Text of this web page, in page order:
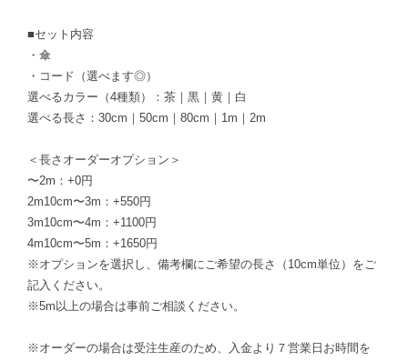
■セット内容
・傘
・コード（選べます◎）
選べるカラー（4種類）：茶｜黒｜黄｜白
選べる長さ：30cm｜50cm｜80cm｜1m｜2m
＜長さオーダーオプション＞
〜2m：+0円
2m10cm〜3m：+550円
3m10cm〜4m：+1100円
4m10cm〜5m：+1650円
※オプションを選択し、備考欄にご希望の長さ（10cm単位）をご
記入ください。
※5m以上の場合は事前ご相談ください。
※オーダーの場合は受注生産のため、入金より７営業日お時間を